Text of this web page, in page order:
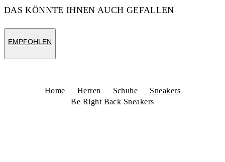
DAS KÖNNTE IHNEN AUCH GEFALLEN
EMPFOHLEN
Home Herren Schuhe
Sneakers
Be Right Back Sneakers